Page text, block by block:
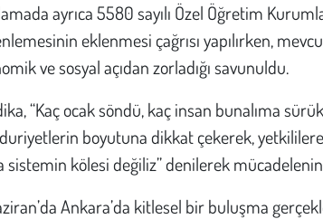
ayrıca 5580 sayılı Özel Öğretim
eklenmesi çağrısı yapılırken,
ve sosyal açıdan zorladığı savunuldu.
“Kaç ocak söndü, kaç insan bunalıma
boyutuna dikkat çekerek, yetkililere
sistemin kölesi değiliz” denilerek
Ankara’da kitlesel bir buluşma